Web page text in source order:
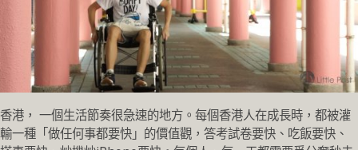
香港， 一個生活節奏很急速的地方。每個香港人在成長時，都被灌
輸一種「做任何事都要快」的價值觀，答考試卷要快、吃飯要快、